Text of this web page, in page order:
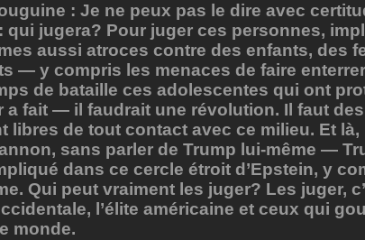
: Je ne peux pas le dire avec
qui jugera? Pour juger ces personnes,
aussi atroces contre des enfants, des
— y compris les menaces de faire
de bataille ces adolescentes qui ont
a fait — il faudrait une révolution. Il faut
libres de tout contact avec ce milieu. Et là,
sans parler de Trump lui-même —
dans ce cercle étroit d’Epstein, y
Qui peut vraiment les juger? Les juger,
l’élite américaine et ceux qui
monde.